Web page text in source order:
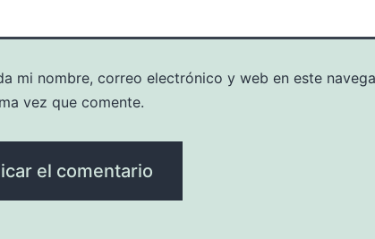
mi nombre, correo electrónico y web en este
vez que comente.